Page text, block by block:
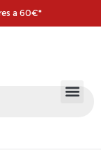
a 60€*